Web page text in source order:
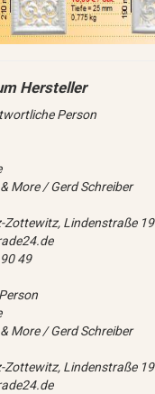
Person
More / Gerd Schreiber
Zottewitz, Lindenstraße 19
49
More / Gerd Schreiber
Zottewitz, Lindenstraße 19